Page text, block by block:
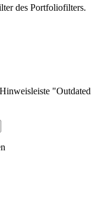
des Portfoliofilters.
"Outdated